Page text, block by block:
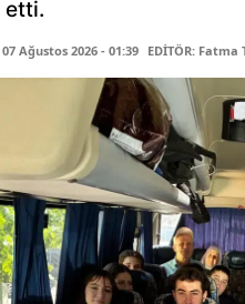
etti.
Ağustos 2026 - 01:39 EDİTÖR: Fatma